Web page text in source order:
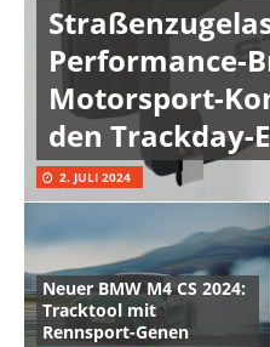
Performance-
Motorsport-
den Trackday-
2. JULI 2024
Neuer BMW M4 CS 2024:
Tracktool mit
Rennsport-Genen